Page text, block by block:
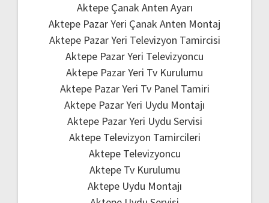
Aktepe Çanak Anten Ayarı
Aktepe Pazar Yeri Çanak Anten Montaj
Aktepe Pazar Yeri Televizyon Tamircisi
Aktepe Pazar Yeri Televizyoncu
Aktepe Pazar Yeri Tv Kurulumu
Aktepe Pazar Yeri Tv Panel Tamiri
Aktepe Pazar Yeri Uydu Montajı
Aktepe Pazar Yeri Uydu Servisi
Aktepe Televizyon Tamircileri
Aktepe Televizyoncu
Aktepe Tv Kurulumu
Aktepe Uydu Montajı